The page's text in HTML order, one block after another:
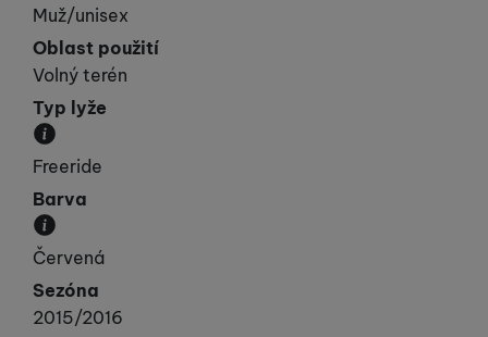
Muž/unisex
Oblast použití
Volný terén
Typ lyže
Kategorie, do které lyže spadá svými vlastnostmi.
Freeride
Barva
Převládající barva výrobku.
Červená
Sezóna
2015/2016